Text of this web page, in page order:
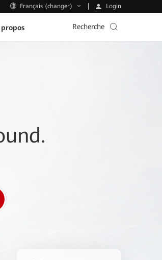
Français (changer) Login
Recherche